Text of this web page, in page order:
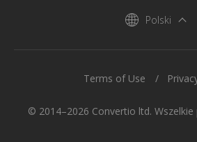
Polski
© 2014–2026 Convertio ltd.
Terms of Use